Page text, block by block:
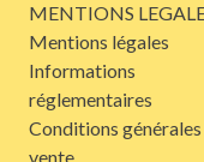
MENTIONS
Mentions légales
Informations
réglementaires
Conditions
vente